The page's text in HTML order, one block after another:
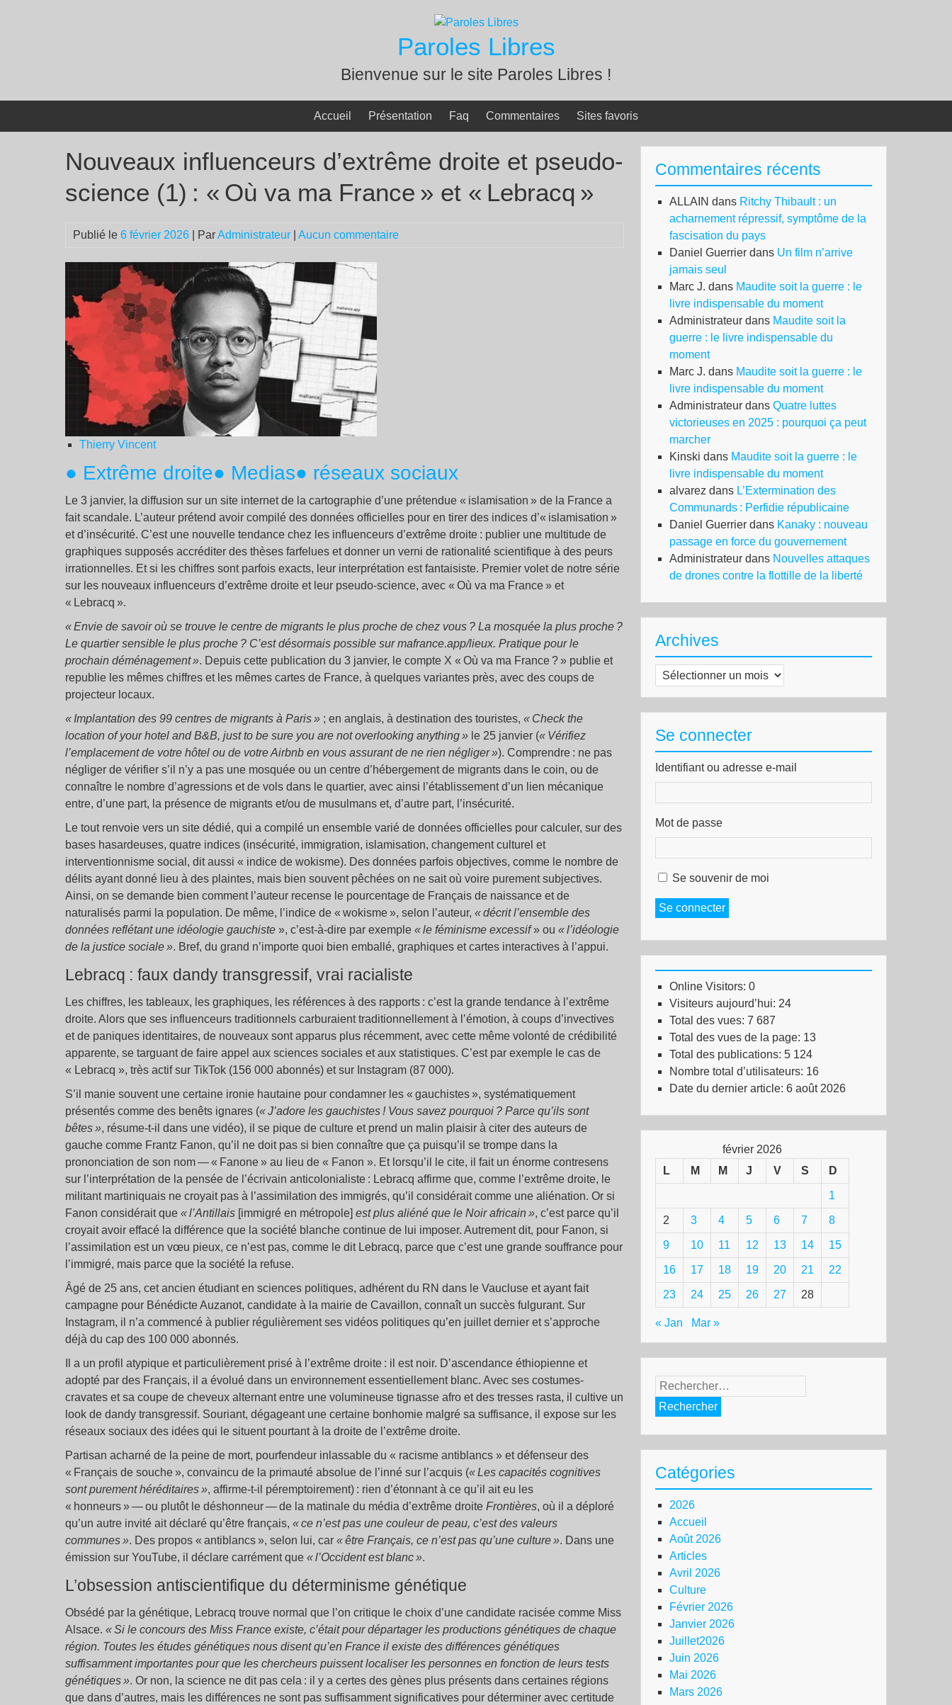
Paroles Libres
Bienvenue sur le site Paroles Libres !
Accueil Présentation Faq Commentaires Sites favoris
Nouveaux influenceurs d’extrême droite et pseudo-
science (1) : « Où va ma France » et « Lebracq »
Publié le 6 février 2026 | ParAdministrateur Aucun commentaire
Thierry Vincent
● Extrême droite● Medias● réseaux sociaux
Le 3 janvier, la diffusion sur un site internet de la cartographie d’une prétendue « islamisation » de la France a
fait scandale. L’auteur prétend avoir compilé des données officielles pour en tirer des indices d’« islamisation »
et d’insécurité. C’est une nouvelle tendance chez les influenceurs d’extrême droite : publier une multitude de
graphiques supposés accréditer des thèses farfelues et donner un verni de rationalité scientifique à des peurs
irrationnelles. Et si les chiffres sont parfois exacts, leur interprétation est fantaisiste. Premier volet de notre série
sur les nouveaux influenceurs d’extrême droite et leur pseudo-science, avec « Où va ma France » et
« Lebracq ».
« Envie de savoir où se trouve le centre de migrants le plus proche de chez vous ? La mosquée la plus proche ?
Le quartier sensible le plus proche ? C’est désormais possible sur mafrance.app/lieux. Pratique pour le
prochain déménagement ». Depuis cette publication du 3 janvier, le compte X « Où va ma France ? » publie et
republie les mêmes chiffres et les mêmes cartes de France, à quelques variantes près, avec des coups de
projecteur locaux.
« Implantation des 99 centres de migrants à Paris » ; en anglais, à destination des touristes, « Check the
location of your hotel and B&B, just to be sure you are not overlooking anything » le 25 janvier (« Vérifiez
l’emplacement de votre hôtel ou de votre Airbnb en vous assurant de ne rien négliger »). Comprendre : ne pas
négliger de vérifier s’il n’y a pas une mosquée ou un centre d’hébergement de migrants dans le coin, ou de
connaître le nombre d’agressions et de vols dans le quartier, avec ainsi l’établissement d’un lien mécanique
entre, d’une part, la présence de migrants et/ou de musulmans et, d’autre part, l’insécurité.
Le tout renvoie vers un site dédié, qui a compilé un ensemble varié de données officielles pour calculer, sur des
bases hasardeuses, quatre indices (insécurité, immigration, islamisation, changement culturel et
interventionnisme social, dit aussi « indice de wokisme). Des données parfois objectives, comme le nombre de
délits ayant donné lieu à des plaintes, mais bien souvent pêchées on ne sait où voire purement subjectives.
Ainsi, on se demande bien comment l’auteur recense le pourcentage de Français de naissance et de
naturalisés parmi la population. De même, l’indice de « wokisme », selon l’auteur, « décrit l’ensemble des
données reflétant une idéologie gauchiste », c’est-à-dire par exemple « le féminisme excessif» ou « l’idéologie
de la justice sociale ». Bref, du grand n’importe quoi bien emballé, graphiques et cartes interactives à l’appui.
Lebracq : faux dandy transgressif, vrai racialiste
Les chiffres, les tableaux, les graphiques, les références à des rapports : c’est la grande tendance à l’extrême
droite. Alors que ses influenceurs traditionnels carburaient traditionnellement à l’émotion, à coups d’invectives
et de paniques identitaires, de nouveaux sont apparus plus récemment, avec cette même volonté de crédibilité
apparente, se targuant de faire appel aux sciences sociales et aux statistiques. C’est par exemple le cas de
« Lebracq », très actif sur TikTok (156 000 abonnés) et sur Instagram (87 000).
S’il manie souvent une certaine ironie hautaine pour condamner les « gauchistes », systématiquement
présentés comme des benêts ignares (« J’adore les gauchistes ! Vous savez pourquoi ? Parce qu’ils sont
bêtes », résume-t-il dans une vidéo), il se pique de culture et prend un malin plaisir à citer des auteurs de
gauche comme Frantz Fanon, qu’il ne doit pas si bien connaître que ça puisqu’il se trompe dans la
prononciation de son nom — « Fanone » au lieu de « Fanon ». Et lorsqu’il le cite, il fait un énorme contresens
sur l’interprétation de la pensée de l’écrivain anticolonialiste : Lebracq affirme que, comme l’extrême droite, le
militant martiniquais ne croyait pas à l’assimilation des immigrés, qu’il considérait comme une aliénation. Or si
Fanon considérait que « l’Antillais [immigré en métropole] est plus aliéné que le Noir africain », c’est parce qu’il
croyait avoir effacé la différence que la société blanche continue de lui imposer. Autrement dit, pour Fanon, si
l’assimilation est un vœu pieux, ce n’est pas, comme le dit Lebracq, parce que c’est une grande souffrance pour
l’immigré, mais parce que la société la refuse.
Âgé de 25 ans, cet ancien étudiant en sciences politiques, adhérent du RN dans le Vaucluse et ayant fait
campagne pour Bénédicte Auzanot, candidate à la mairie de Cavaillon, connaît un succès fulgurant. Sur
Instagram, il n’a commencé à publier régulièrement ses vidéos politiques qu’en juillet dernier et s’approche
déjà du cap des 100 000 abonnés.
Il a un profil atypique et particulièrement prisé à l’extrême droite : il est noir. D’ascendance éthiopienne et
adopté par des Français, il a évolué dans un environnement essentiellement blanc. Avec ses costumes-
cravates et sa coupe de cheveux alternant entre une volumineuse tignasse afro et des tresses rasta, il cultive un
look de dandy transgressif. Souriant, dégageant une certaine bonhomie malgré sa suffisance, il expose sur les
réseaux sociaux des idées qui le situent pourtant à la droite de l’extrême droite.
Partisan acharné de la peine de mort, pourfendeur inlassable du « racisme antiblancs » et défenseur des
« Français de souche », convaincu de la primauté absolue de l’inné sur l’acquis (« Les capacités cognitives
sont purement héréditaires », affirme-t-il péremptoirement) : rien d’étonnant à ce qu’il ait eu les
« honneurs » — ou plutôt le déshonneur — de la matinale du média d’extrême droite Frontières, où il a déploré
qu’un autre invité ait déclaré qu’être français, « ce n’est pas une couleur de peau, c’est des valeurs
communes ». Des propos « antiblancs », selon lui, car « être Français, ce n’est pas qu’une culture ». Dans une
émission sur YouTube, il déclare carrément que « l’Occident est blanc ».
L’obsession antiscientifique du déterminisme génétique
Obsédé par la génétique, Lebracq trouve normal que l’on critique le choix d’une candidate racisée comme Miss
Alsace. « Si le concours des Miss France existe, c’était pour départager les productions génétiques de chaque
région. Toutes les études génétiques nous disent qu’en France il existe des différences génétiques
suffisamment importantes pour que les chercheurs puissent localiser les personnes en fonction de leurs tests
génétiques ». Or non, la science ne dit pas cela : il y a certes des gènes plus présents dans certaines régions
que dans d’autres, mais les différences ne sont pas suffisamment significatives pour déterminer avec certitude
Commentaires récents
ALLAIN dans Ritchy Thibault : un
acharnement répressif, symptôme de la
fascisation du pays
Daniel Guerrier dans Un film n’arrive
jamais seul
Marc J. dans Maudite soit la guerre : le
livre indispensable du moment
Administrateur dans Maudite soit la
guerre : le livre indispensable du
moment
Marc J. dans Maudite soit la guerre : le
livre indispensable du moment
Administrateur dans Quatre luttes
victorieuses en 2025 : pourquoi ça peut
marcher
Kinski dans Maudite soit la guerre : le
livre indispensable du moment
alvarez dans L’Extermination des
Communards : Perfidie républicaine
Daniel Guerrier dans Kanaky : nouveau
passage en force du gouvernement
Administrateur dans Nouvelles attaques
de drones contre la flottille de la liberté
Archives
Archives
Se connecter
Identifiant ou adresse e-mail
Mot de passe
Se souvenir de moi
Se connecter
Online Visitors: 0
Visiteurs aujourd’hui: 24
Total des vues: 7 687
Total des vues de la page: 13
Total des publications: 5 124
Nombre total d’utilisateurs: 16
Date du dernier article: 6 août 2026
février 2026
L
M M J V S D
1
2 3 4 5 6 7 8
9 10 11 12 13 14 15
16 17 18 19 20 21 22
23 24 25 26 27 28
« Jan Mar »
Rechercher :
Catégories
2026
Accueil
Août 2026
Articles
Avril 2026
Culture
Février 2026
Janvier 2026
Juillet2026
Juin 2026
Mai 2026
Mars 2026